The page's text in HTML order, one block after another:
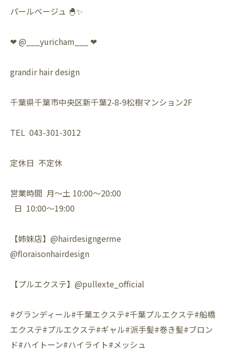
パールベージュ 🐣✨
❤︎ @___yuricham___ ❤︎
grandir hair design
千葉県千葉市中央区新千葉2-8-9松樹マンション2F
TEL 043-301-3012
定休日 不定休
営業時間 月〜土 10:00〜20:00
日 10:00〜19:00
【姉妹店】@hairdesigngerme
@floraisonhairdesign
【プルエクステ】@pullexte_official
#グランディール#千葉エクステ#千葉プルエクステ#船橋
エクステ#プルエクステ#ギャル#派手髪#巻き髪#ブロン
ド#ハイトーン#ハイライト#メッシュ